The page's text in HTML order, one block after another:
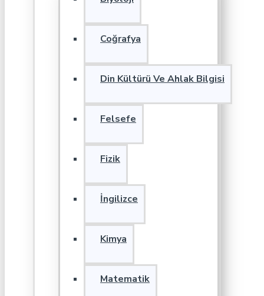
Coğrafya
Din Kültürü Ve Ahlak Bilgisi
Felsefe
Fizik
İngilizce
Kimya
Matematik